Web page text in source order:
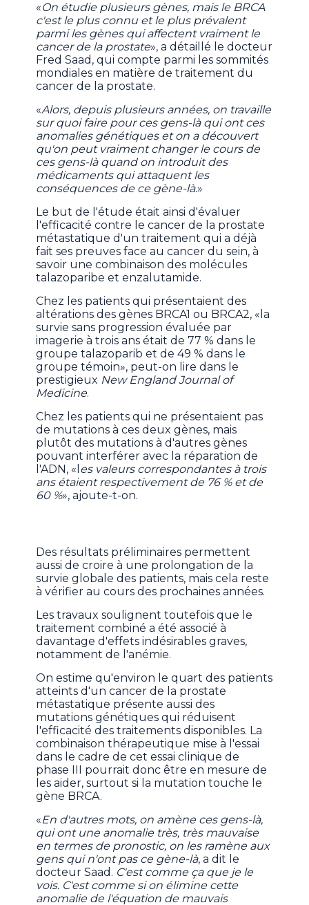
«On étudie plusieurs gènes, mais le BRCA
c'est le plus connu et le plus prévalent
parmi les gènes qui affectent vraiment le
cancer de la prostate», a détaillé le docteur
Fred Saad, qui compte parmi les sommités
mondiales en matière de traitement du
cancer de la prostate.
«Alors, depuis plusieurs années, on travaille
sur quoi faire pour ces gens-là qui ont ces
anomalies génétiques et on a découvert
qu'on peut vraiment changer le cours de
ces gens-là quand on introduit des
médicaments qui attaquent les
conséquences de ce gène-là.»
Le but de l'étude était ainsi d'évaluer
l'efficacité contre le cancer de la prostate
métastatique d'un traitement qui a déjà
fait ses preuves face au cancer du sein, à
savoir une combinaison des molécules
talazoparibe et enzalutamide.
Chez les patients qui présentaient des
altérations des gènes BRCA1 ou BRCA2, «la
survie sans progression évaluée par
imagerie à trois ans était de 77 % dans le
groupe talazoparib et de 49 % dans le
groupe témoin», peut-on lire dans le
prestigieux New England Journal of
Medicine.
Chez les patients qui ne présentaient pas
de mutations à ces deux gènes, mais
plutôt des mutations à d'autres gènes
pouvant interférer avec la réparation de
l'ADN, «l es valeurs correspondantes à trois
ans étaient respectivement de 76 % et de
60 %», ajoute-t-on.
Des résultats préliminaires permettent
aussi de croire à une prolongation de la
survie globale des patients, mais cela reste
à vérifier au cours des prochaines années.
Les travaux soulignent toutefois que le
traitement combiné a été associé à
davantage d'effets indésirables graves,
notamment de l'anémie.
On estime qu'environ le quart des patients
atteints d'un cancer de la prostate
métastatique présente aussi des
mutations génétiques qui réduisent
l'efficacité des traitements disponibles. La
combinaison thérapeutique mise à l'essai
dans le cadre de cet essai clinique de
phase III pourrait donc être en mesure de
les aider, surtout si la mutation touche le
gène BRCA.
«En d'autres mots, on amène ces gens-là,
qui ont une anomalie très, très mauvaise
en termes de pronostic, on les ramène aux
gens qui n'ont pas ce gène-là, a dit le
docteur Saad. C'est comme ça que je le
vois. C'est comme si on élimine cette
anomalie de l'équation de mauvais